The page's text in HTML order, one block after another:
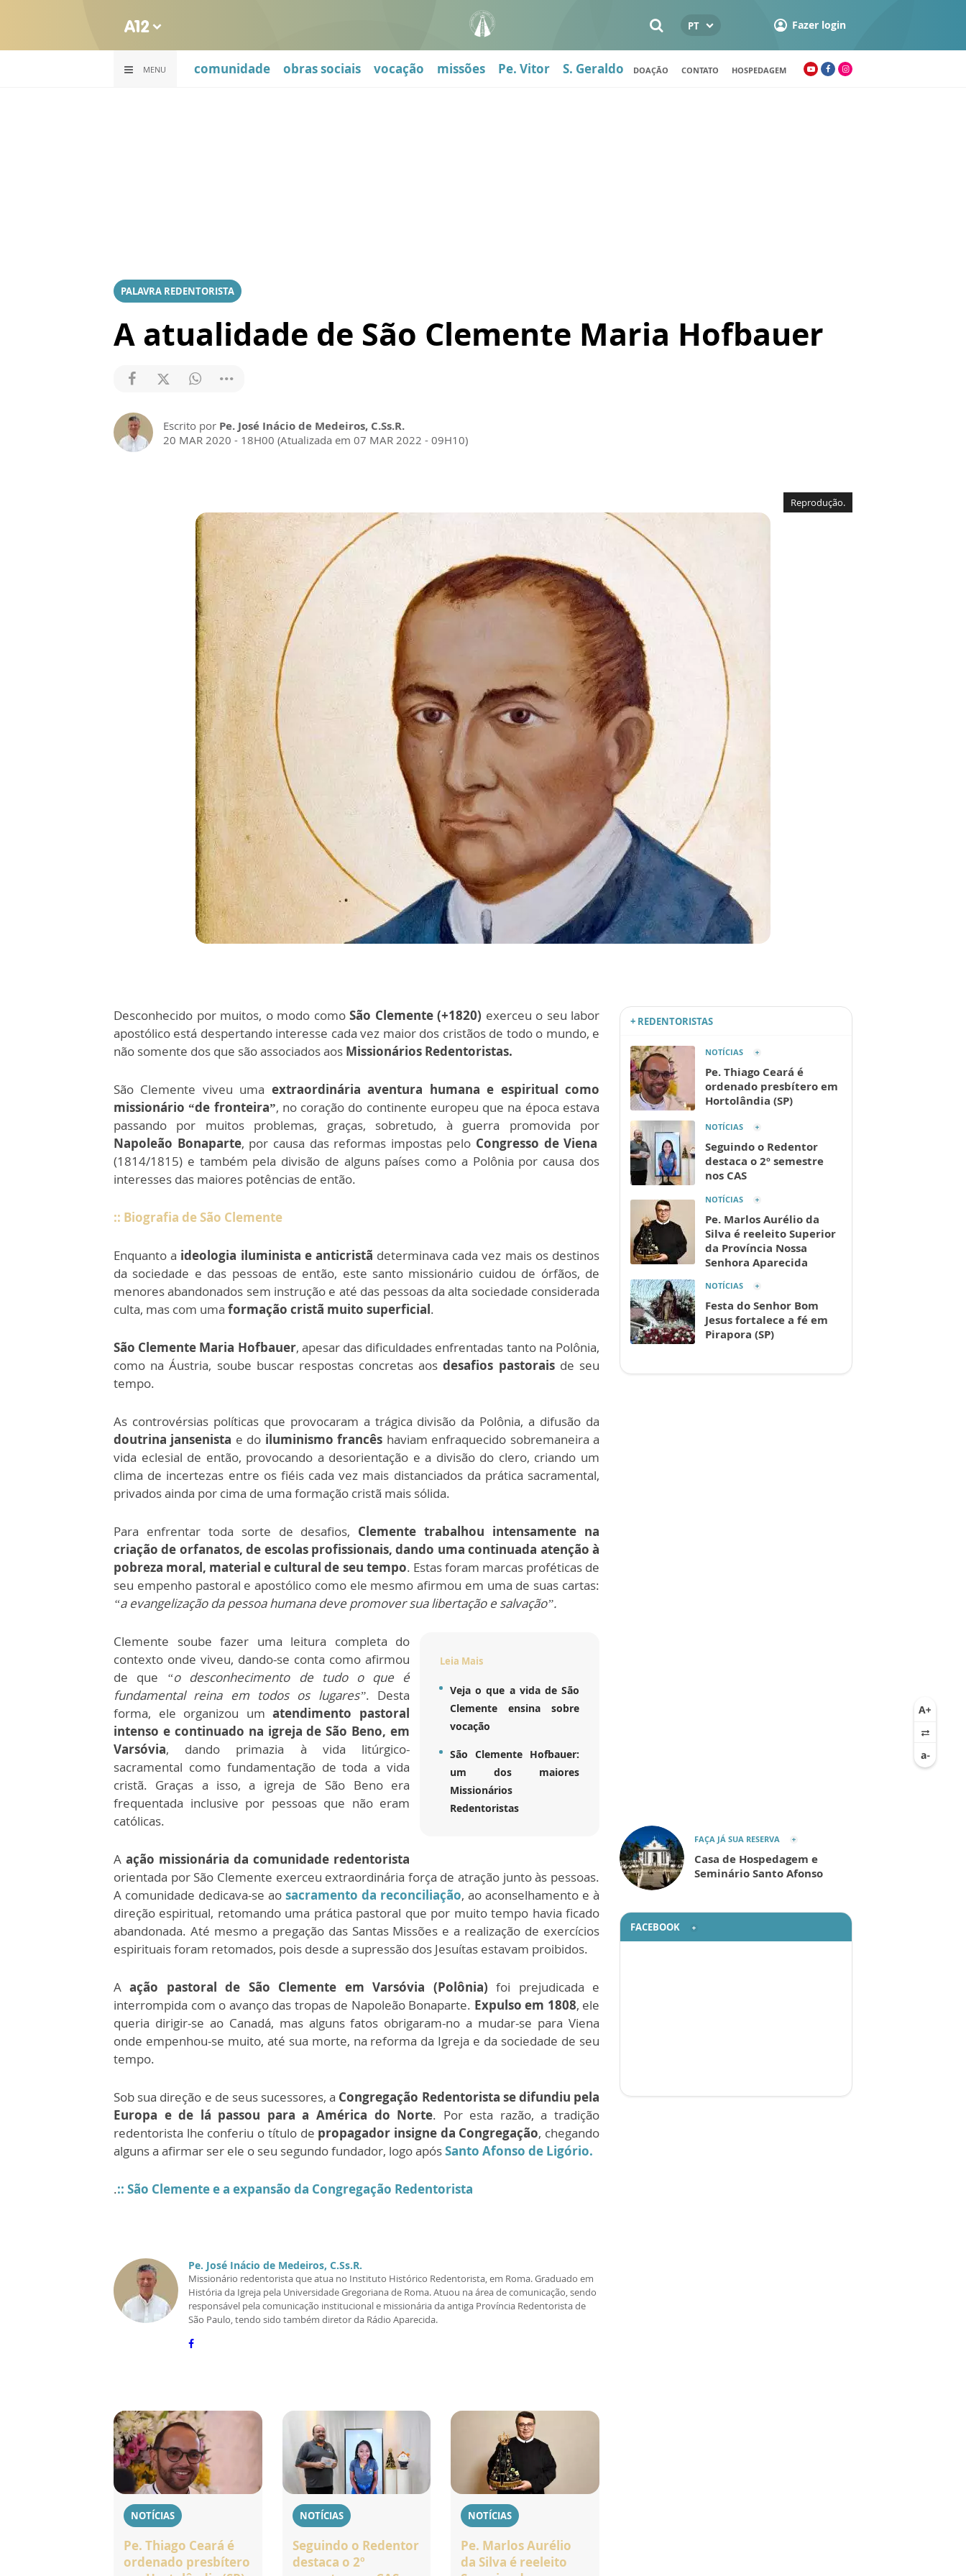
PT Fazer login
MENU comunidade obras sociais vocação missões Pe. Vitor S. Geraldo DOAÇÃO CONTATO HOSPEDAGEM
PALAVRA REDENTORISTA
A atualidade de São Clemente Maria Hofbauer
Escrito por Pe. José Inácio de Medeiros, C.Ss.R.
20 MAR 2020 - 18H00 (Atualizada em 07 MAR 2022 - 09H10)
Reprodução.
Desconhecido por muitos, o modo como São Clemente (+1820) exerceu o seu labor
apostólico está despertando interesse cada vez maior dos cristãos de todo o mundo, e
não somente dos que são associados aos Missionários Redentoristas.
São Clemente viveu uma extraordinária aventura humana e espiritual como
missionário “de fronteira”, no coração do continente europeu que na época estava
passando por muitos problemas, graças, sobretudo, à guerra promovida por
Napoleão Bonaparte, por causa das reformas impostas pelo Congresso de Viena
(1814/1815) e também pela divisão de alguns países como a Polônia por causa dos
interesses das maiores potências de então.
:: Biografia de São Clemente
Enquanto a ideologia iluminista e anticristã determinava cada vez mais os destinos
da sociedade e das pessoas de então, este santo missionário cuidou de órfãos, de
menores abandonados sem instrução e até das pessoas da alta sociedade considerada
culta, mas com uma formação cristã muito superficial.
São Clemente Maria Hofbauer, apesar das dificuldades enfrentadas tanto na Polônia,
como na Áustria, soube buscar respostas concretas aosdesafios pastoraisde seu
tempo.
As controvérsias políticas que provocaram a trágica divisão da Polônia, a difusão da
doutrina jansenista e do iluminismo francês haviam enfraquecido sobremaneira a
vida eclesial de então, provocando a desorientação e a divisão do clero, criando um
clima de incertezas entre os fiéis cada vez mais distanciados da prática sacramental,
privados ainda por cima de uma formação cristã mais sólida.
Para enfrentar toda sorte de desafios, Clemente trabalhou intensamente na
criação de orfanatos, de escolas profissionais, dando uma continuada atenção à
pobreza moral, material e cultural de seu tempo. Estas foram marcas proféticas de
seu empenho pastoral e apostólico como ele mesmo afirmou em uma de suas cartas:
“a evangelização da pessoa humana deve promover sua libertação e salvação”.
Leia Mais
Veja o que a vida de São
Clemente ensina sobre
vocação
São Clemente Hofbauer:
um dos maiores
Missionários
Redentoristas
Clemente soube fazer uma leitura completa do
contexto onde viveu, dando-se conta como afirmou
de que “o desconhecimento de tudo o que é
fundamental reina em todos os lugares”. Desta
forma, ele organizou umatendimento pastoral
intenso e continuado na igreja de São Beno, em
Varsóvia, dando primazia à vida litúrgico-
sacramental como fundamentação de toda a vida
cristã. Graças a isso, a igreja de São Beno era
frequentada inclusive por pessoas que não eram
católicas.
A ação missionária da comunidade redentorista
orientada por São Clemente exerceu extraordinária força de atração junto às pessoas.
A comunidade dedicava-se ao sacramento da reconciliação, ao aconselhamento e à
direção espiritual, retomando uma prática pastoral que por muito tempo havia ficado
abandonada. Até mesmo a pregação das Santas Missões e a realização de exercícios
espirituais foram retomados, pois desde a supressão dos Jesuítas estavam proibidos.
A ação pastoral de São Clemente em Varsóvia (Polônia) foi prejudicada e
interrompida com o avanço das tropas de Napoleão Bonaparte. Expulso em 1808, ele
queria dirigir-se ao Canadá, mas alguns fatos obrigaram-no a mudar-se para Viena
onde empenhou-se muito, até sua morte, na reforma da Igreja e da sociedade de seu
tempo.
Sob sua direção e de seus sucessores, a Congregação Redentorista se difundiu pela
Europa e de lá passou para a América do Norte. Por esta razão, a tradição
redentorista lhe conferiu o título de propagador insigne da Congregação, chegando
alguns a afirmar ser ele o seu segundo fundador, logo apósSanto Afonso de Ligório.
.:: São Clemente e a expansão da Congregação Redentorista
Pe. José Inácio de Medeiros, C.Ss.R.
Missionário redentorista que atua no Instituto Histórico Redentorista, em Roma. Graduado em
História da Igreja pela Universidade Gregoriana de Roma. Atuou na área de comunicação, sendo
responsável pela comunicação institucional e missionária da antiga Província Redentorista de
São Paulo, tendo sido também diretor da Rádio Aparecida.
NOTÍCIAS
Pe. Thiago Ceará é
ordenado presbítero
NOTÍCIAS
Seguindo o Redentor
destaca o 2º
NOTÍCIAS
Pe. Marlos Aurélio
da Silva é reeleito
FAÇA JÁ SUA RESERVA
Casa de Hospedagem e
Seminário Santo Afonso
+ REDENTORISTAS
NOTÍCIAS
Pe. Thiago Ceará é
ordenado presbítero em
Hortolândia (SP)
NOTÍCIAS
Seguindo o Redentor
destaca o 2º semestre
nos CAS
NOTÍCIAS
Pe. Marlos Aurélio da
Silva é reeleito Superior
da Província Nossa
Senhora Aparecida
NOTÍCIAS
Festa do Senhor Bom
Jesus fortalece a fé em
Pirapora (SP)
FACEBOOK